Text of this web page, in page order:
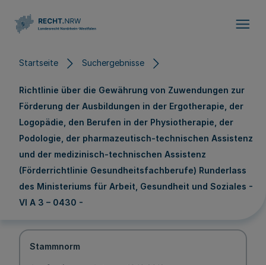
Startseite Suchergebnisse
Richtlinie über die Gewährung von Zuwendungen zur
Förderung der Ausbildungen in der Ergotherapie, der
Logopädie, den Berufen in der Physiotherapie, der
Podologie, der pharmazeutisch-technischen Assistenz
und der medizinisch-technischen Assistenz
(Förderrichtlinie Gesundheitsfachberufe) Runderlass
des Ministeriums für Arbeit, Gesundheit und Soziales -
VI A 3 – 0430 -
Stammnorm